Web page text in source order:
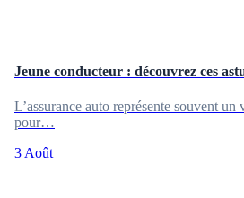
Jeune conducteur : découvrez ces
L’assurance auto représente souvent un
pour…
3 Août